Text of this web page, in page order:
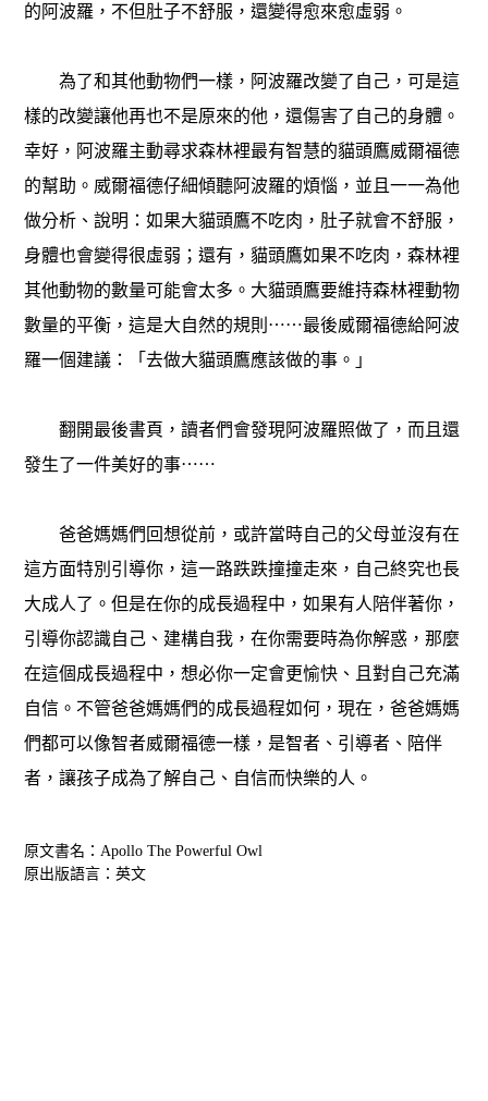
的阿波羅，不但肚子不舒服，還變得愈來愈虛弱。
為了和其他動物們一樣，阿波羅改變了自己，可是這
樣的改變讓他再也不是原來的他，還傷害了自己的身體。
幸好，阿波羅主動尋求森林裡最有智慧的貓頭鷹威爾福德
的幫助。威爾福德仔細傾聽阿波羅的煩惱，並且一一為他
做分析、說明：如果大貓頭鷹不吃肉，肚子就會不舒服，
身體也會變得很虛弱；還有，貓頭鷹如果不吃肉，森林裡
其他動物的數量可能會太多。大貓頭鷹要維持森林裡動物
數量的平衡，這是大自然的規則⋯⋯最後威爾福德給阿波
羅一個建議：「去做大貓頭鷹應該做的事。」
翻開最後書頁，讀者們會發現阿波羅照做了，而且還
發生了一件美好的事⋯⋯
爸爸媽媽們回想從前，或許當時自己的父母並沒有在
這方面特別引導你，這一路跌跌撞撞走來，自己終究也長
大成人了。但是在你的成長過程中，如果有人陪伴著你，
引導你認識自己、建構自我，在你需要時為你解惑，那麼
在這個成長過程中，想必你一定會更愉快、且對自己充滿
自信。不管爸爸媽媽們的成長過程如何，現在，爸爸媽媽
們都可以像智者威爾福德一樣，是智者、引導者、陪伴
者，讓孩子成為了解自己、自信而快樂的人。
原文書名：Apollo The Powerful Owl
原出版語言：英文